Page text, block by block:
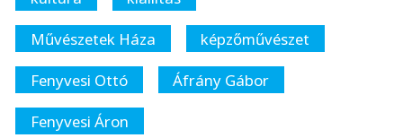
Művészetek Háza
képzőművészet
Fenyvesi Ottó
Áfrány Gábor
Fenyvesi Áron